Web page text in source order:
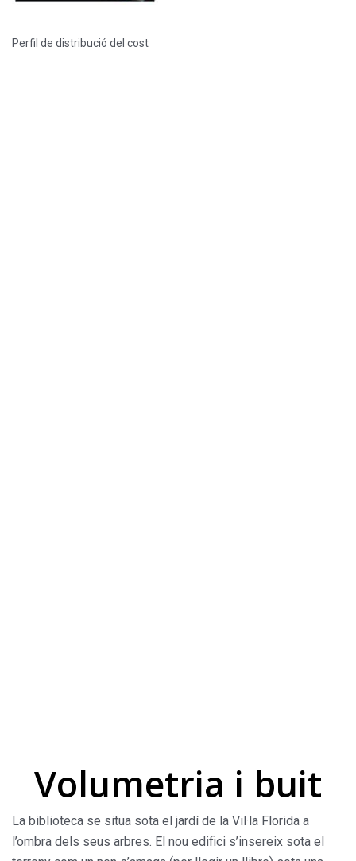
Perfil de distribució del cost
Volumetria i buit
La biblioteca se situa sota el jardí de la Vil·la Florida a
l’ombra dels seus arbres. El nou edifici s’insereix sota el